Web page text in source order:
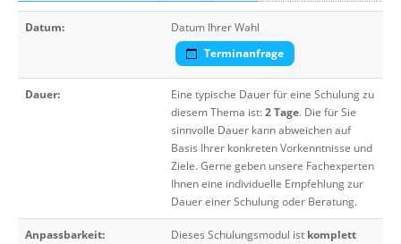
Datum:
Datum Ihrer Wahl
Terminanfrage
Dauer:
Eine typische Dauer für eine Schulung zu
diesem Thema ist:2 Tage. Die für Sie
sinnvolle Dauer kann abweichen auf
Basis Ihrer konkreten Vorkenntnisse und
Ziele. Gerne geben unsere Fachexperten
Ihnen eine individuelle Empfehlung zur
Dauer einer Schulung oder Beratung.
Anpassbarkeit: Dieses Schulungsmodul ist komplett